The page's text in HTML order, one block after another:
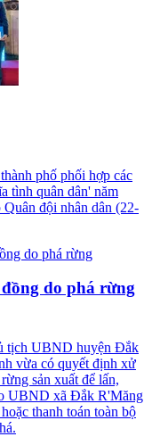
phố phối hợp các
tình quân dân' năm
đội nhân dân (22-
do phá rừng
tịch UBND huyện Đắk
vừa có quyết định xử
sản xuất để lấn,
UBND xã Đắk R'Măng
thanh toán toàn bộ